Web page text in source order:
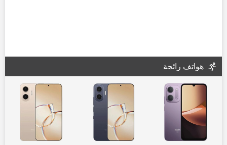
هواتف رائجة